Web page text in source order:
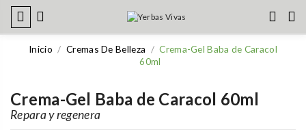
Inicio Cremas De Belleza
Crema-Gel Baba de Caracol
60ml
Crema-Gel Baba de Caracol 60ml
Repara y regenera